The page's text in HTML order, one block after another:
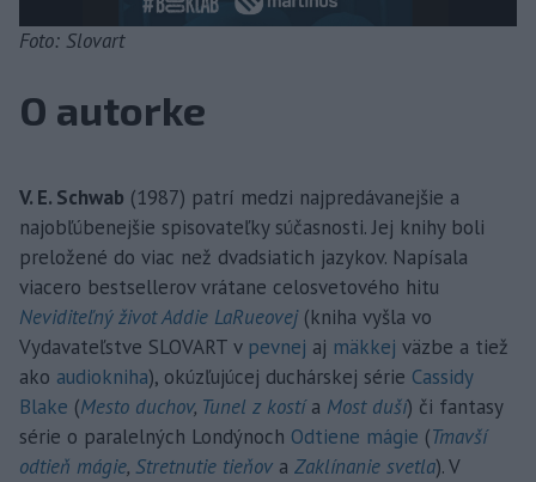
Foto: Slovart
O autorke
V. E. Schwab (1987) patrí medzi najpredávanejšie a
najobľúbenejšie spisovateľky súčasnosti. Jej knihy boli
preložené do viac než dvadsiatich jazykov. Napísala
viacero bestsellerov vrátane celosvetového hitu
Neviditeľný život Addie LaRueovej(kniha vyšla vo
Vydavateľstve SLOVART v pevnej aj mäkkej väzbe a tiež
ako audiokniha), okúzľujúcej duchárskej série Cassidy
Blake (Mesto duchov, Tunel z kostía Most duší) či fantasy
série o paralelných Londýnoch Odtiene mágie (Tmavší
odtieň mágie, Stretnutie tieňov a Zaklínanie svetla). V